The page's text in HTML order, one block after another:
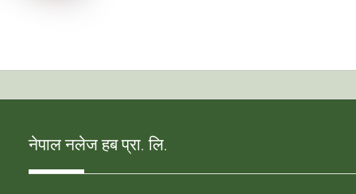
नेपाल नलेज हब प्रा. लि.